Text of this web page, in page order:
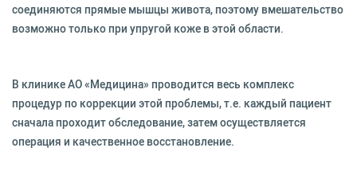
соединяются прямые мышцы живота, поэтому вмешательство
возможно только при упругой коже в этой области.
В клинике АО «Медицина» проводится весь комплекс
процедур по коррекции этой проблемы, т.е. каждый пациент
сначала проходит обследование, затем осуществляется
операция и качественное восстановление.